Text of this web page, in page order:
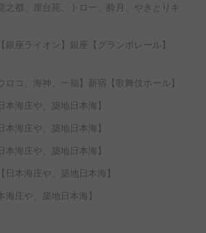
之都、屋台苑、トロ一、酔月、やきとりキ
銀座ライオン】銀座【グランポレール】
ロコ、海神、一福】新宿【歌舞伎ホール】
本海庄や、築地日本海】
本海庄や、築地日本海】
本海庄や、築地日本海】
日本海庄や、築地日本海】
海庄や、築地日本海】